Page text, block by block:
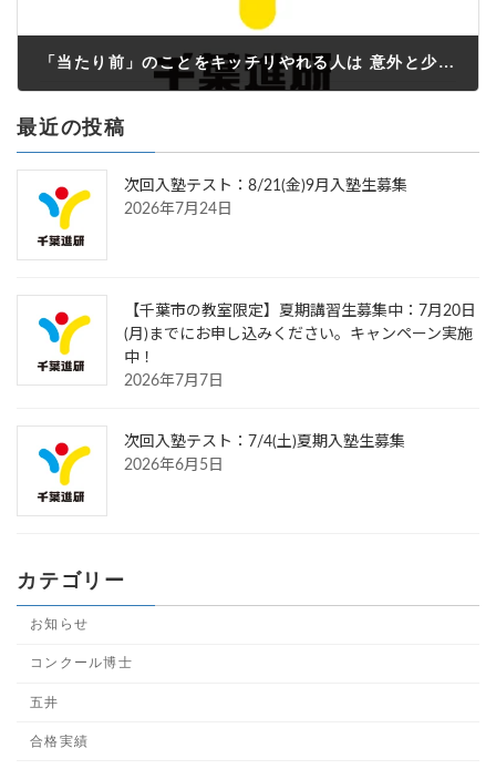
「当たり前」のことをキッチリやれる人は 意外と少ないから、そういう中学生になろう(中１・２：塾だより7-8月号）
最近の投稿
次回入塾テスト：8/21(金)9月入塾生募集
2026年7月24日
【千葉市の教室限定】夏期講習生募集中：7月20日
(月)までにお申し込みください。キャンペーン実施
中！
2026年7月7日
次回入塾テスト：7/4(土)夏期入塾生募集
2026年6月5日
カテゴリー
お知らせ
コンクール博士
五井
合格実績